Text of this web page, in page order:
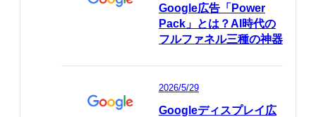
Google広告「Power
Pack」とは？AI時代の
フルファネル三種の神器
2026/5/29
Googleディスプレイ広